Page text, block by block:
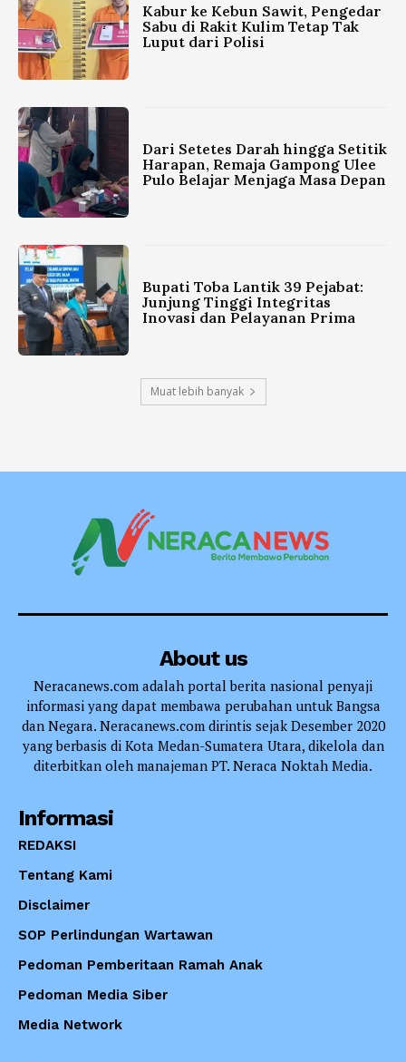
Kabur ke Kebun Sawit, Pengedar
Sabu di Rakit Kulim Tetap Tak
Luput dari Polisi
Dari Setetes Darah hingga Setitik
Harapan, Remaja Gampong Ulee
Pulo Belajar Menjaga Masa Depan
Bupati Toba Lantik 39 Pejabat:
Junjung Tinggi Integritas
Inovasi dan Pelayanan Prima
Muat lebih banyak
About us
Neracanews.com adalah portal berita nasional penyaji
informasi yang dapat membawa perubahan untuk Bangsa
dan Negara. Neracanews.com dirintis sejak Desember 2020
yang berbasis di Kota Medan-Sumatera Utara, dikelola dan
diterbitkan oleh manajeman PT. Neraca Noktah Media.
Informasi
REDAKSI
Tentang Kami
Disclaimer
SOP Perlindungan Wartawan
Pedoman Pemberitaan Ramah Anak
Pedoman Media Siber
Media Network